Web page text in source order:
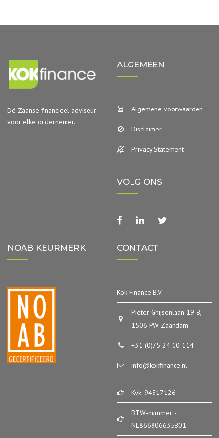
Dé Zaanse financieel adviseur
voor elke ondernemer.
ALGEMEEN
Algemene voorwaarden
Disclaimer
Privacy Statement
VOLG ONS
facebook
linkedin
NOAB KEURMERK CONTACT
Kok Finance B.V.
Pieter Ghijsenlaan 19-B,
1506 PW Zaandam
+31 (0)75 24 00 114
info@kokfinance.nl
Kvk: 94517126
BTW-nummer: -
NL866806635B01